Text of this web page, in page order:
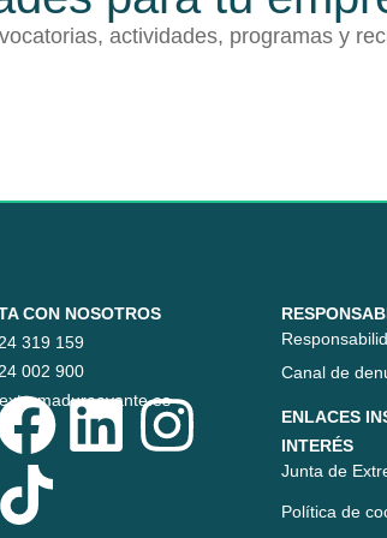
actividades, programas y
CON NOSOTROS
319 159
002 900
Canal de
ENLACES
INTERÉS
Junta de
Política de